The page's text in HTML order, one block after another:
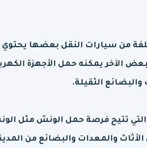
من سيارات النقل بعضها يحتوي
الآخر يمكنه حمل الأجهزة
الثقيلة.
تتيح فرصة حمل الونش مثل
الأثاث والمعدات والبضائع من